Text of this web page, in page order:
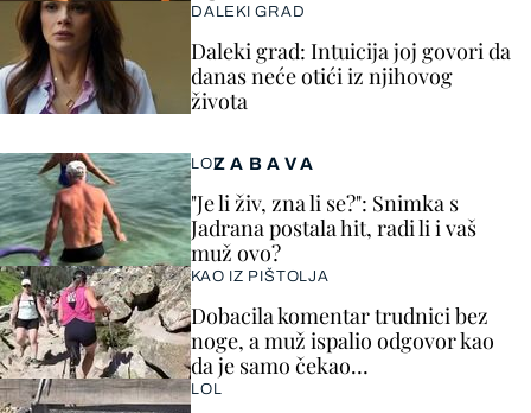
ZABAVA
LOL
"Je li živ, zna li se?": Snimka s
Jadrana postala hit, radi li i vaš
muž ovo?
KAO IZ PIŠTOLJA
Dobacila komentar trudnici bez
noge, a muž ispalio odgovor kao
da je samo čekao…
LOL
DALEKI GRAD
Daleki grad: Intuicija joj govori da
danas neće otići iz njihovog
života